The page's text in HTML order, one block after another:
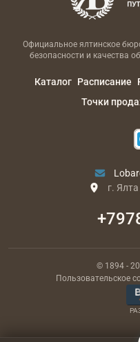
Официальное ялтинское
безопасности и качества
Каталог Расписание
Точки
г.
© 1894 -
Пользовательское